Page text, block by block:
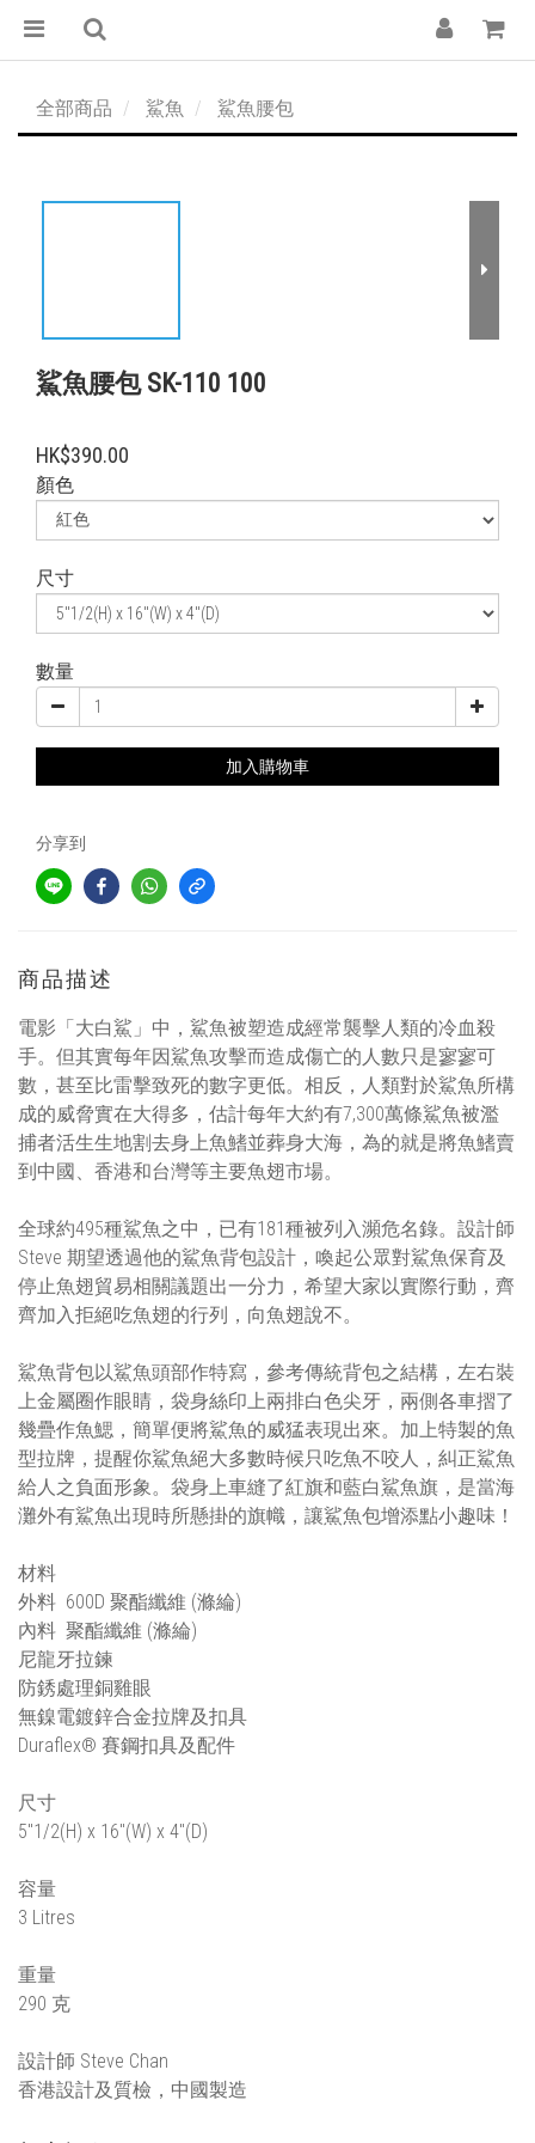
全部商品 鯊魚 鯊魚腰包
鯊魚腰包 SK-110 100
HK$390.00
顏色
尺寸
數量
加入購物車
分享到
商品描述
電影「大白鯊」中，鯊魚被塑造成經常襲擊人類的冷血殺
手。但其實每年因鯊魚攻擊而造成傷亡的人數只是寥寥可
數，甚至比雷擊致死的數字更低。相反，人類對於鯊魚所構
成的威脅實在大得多，估計每年大約有7,300萬條鯊魚被濫
捕者活生生地割去身上魚鰭並葬身大海，為的就是將魚鰭賣
到中國、香港和台灣等主要魚翅市場。
全球約495種鯊魚之中，已有181種被列入瀕危名錄。設計師
Steve 期望透過他的鯊魚背包設計，喚起公眾對鯊魚保育及
停止魚翅貿易相關議題出一分力，希望大家以實際行動，齊
齊加入拒絕吃魚翅的行列，向魚翅說不。
鯊魚背包以鯊魚頭部作特寫，參考傳統背包之結構，左右裝
上金屬圈作眼睛，袋身絲印上兩排白色尖牙，兩側各車摺了
幾疊作魚鰓，簡單便將鯊魚的威猛表現出來。加上特製的魚
型拉牌，提醒你鯊魚絕大多數時候只吃魚不咬人，糾正鯊魚
給人之負面形象。袋身上車縫了紅旗和藍白鯊魚旗，是當海
灘外有鯊魚出現時所懸掛的旗幟，讓鯊魚包增添點小趣味！
材料
外料 600D 聚酯纖維 (滌綸)
內料 聚酯纖維 (滌綸)
尼龍牙拉鍊
防銹處理銅雞眼
無鎳電鍍鋅合金拉牌及扣具
Duraflex® 賽鋼扣具及配件
尺寸
5"1/2(H) x 16"(W) x 4"(D)
容量
3 Litres
重量
290 克
設計師 Steve Chan
香港設計及質檢，中國製造